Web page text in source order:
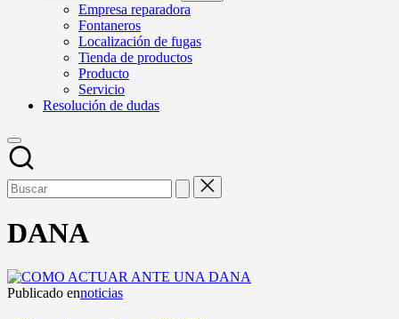
Empresa reparadora
Fontaneros
Localización de fugas
Tienda de productos
Producto
Servicio
Resolución de dudas
DANA
Publicado ennoticias